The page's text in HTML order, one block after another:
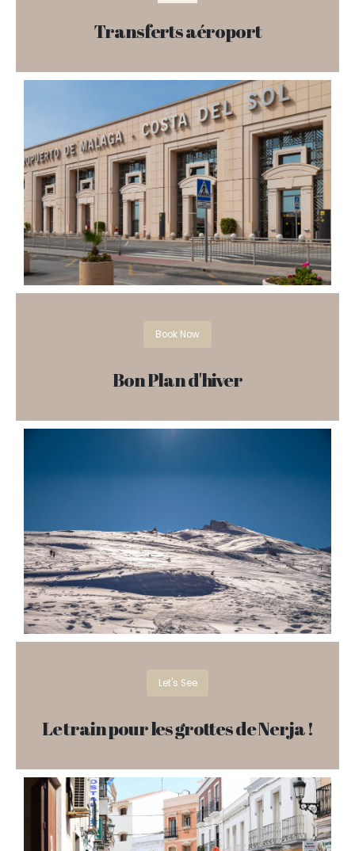
Transferts aéroport
Book Now
Bon Plan d'hiver
Let's See
Le train pour les grottes de Nerja !